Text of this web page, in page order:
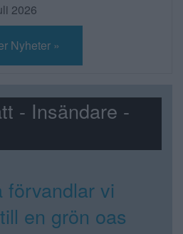
2026
Nyheter »
- Insändare -
förvandlar vi
en grön oas